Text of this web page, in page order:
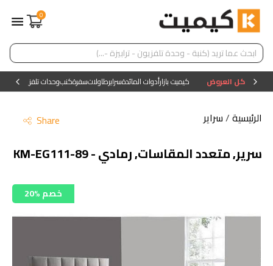
0
كل العروض كيميت بازارأدوات المائدةسرايرطاولاتسفرةكنبوحدات تلفزيون
الرئيسية/سراير Share
سرير, متعدد المقاسات, رمادي - KM-EG111-89
20% خصم